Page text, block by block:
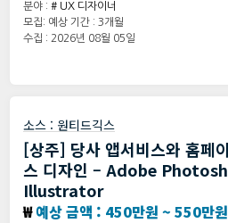
분야 : # UX 디자이너
모집: 예상 기간 : 3개월
수집 : 2026년 08월 05일
소스 : 원티드긱스
[상주] 당사 앱서비스와 홈페
스 디자인 – Adobe
Illustrator
₩예상 금액 : 450만원 ~ 550만